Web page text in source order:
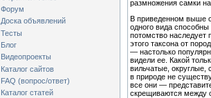
Форум
Доска объявлений
Тесты
Блог
Видеопроекты
Каталог сайтов
FAQ (вопрос/ответ)
Каталог статей
размножения самки
В приведенном выше
одного вида
потомство наследует
этого таксона от
— настолько
видели ее. Какой
вильчатые, округлые,
в природе не
все они —
скрещиваются между